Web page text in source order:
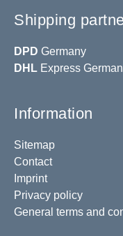
Shipping
DPD Germany
DHL Express
Information
Sitemap
Contact
Imprint
Privacy policy
General terms and